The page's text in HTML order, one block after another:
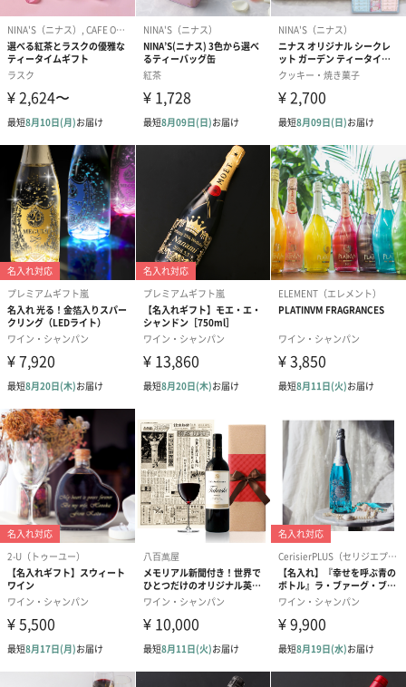
んか？
マリー・アントワネットが愛したヴェルサイユのバラのエピソー
ドをもとに作られたお酒です。バラとりんごが香るスパークリン
グワインは、見た目も美しく、女性への贈り物に特に喜ばれま
記念日のプレゼントや、パーティーの手土産にもおすすめです。
商品詳細情報
商品本体サイ
ズ
幅7cm×奥行7cm×高さ24cm
商品本体重量
（容積）
1500g（750ml）
製造国
フランス
保存方法
直射日光を避け、常温で保存
原材料
果実酒（発泡性）
アレルゲン
注意事項
20歳未満の方への酒類の販売は法律で禁止されていま
す。
商品オプション情報
紙袋